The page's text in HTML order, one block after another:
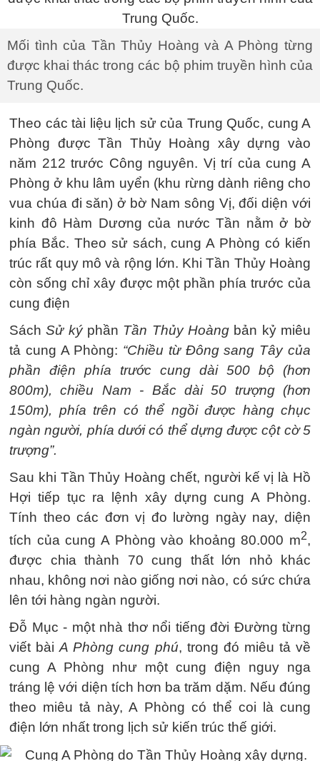
Mối tình của Tần Thủy Hoàng và A Phòng từng
được khai thác trong các bộ phim truyền hình của
Trung Quốc.
Theo các tài liệu lịch sử của Trung Quốc, cung A
Phòng được Tần Thủy Hoàng xây dựng vào
năm 212 trước Công nguyên. Vị trí của cung A
Phòng ở khu lâm uyển (khu rừng dành riêng cho
vua chúa đi săn) ở bờ Nam sông Vị, đối diện với
kinh đô Hàm Dương của nước Tần nằm ở bờ
phía Bắc. Theo sử sách, cung A Phòng có kiến
trúc rất quy mô và rộng lớn. Khi Tần Thủy Hoàng
còn sống chỉ xây được một phần phía trước của
cung điện
SáchSử kýphần Tần Thủy Hoàng bản kỷ miêu
tả cung A Phòng: “Chiều từ Đông sang Tây của
phần điện phía trước cung dài 500 bộ (hơn
800m), chiều Nam - Bắc dài 50 trượng (hơn
150m), phía trên có thể ngồi được hàng chục
ngàn người, phía dưới có thể dựng được cột cờ 5
trượng”.
Sau khi Tần Thủy Hoàng chết, người kế vị là Hồ
Hợi tiếp tục ra lệnh xây dựng cung A Phòng.
Tính theo các đơn vị đo lường ngày nay, diện
tích của cung A Phòng vào khoảng 80.000 m2,
được chia thành 70 cung thất lớn nhỏ khác
nhau, không nơi nào giống nơi nào, có sức chứa
lên tới hàng ngàn người.
Đỗ Mục - một nhà thơ nổi tiếng đời Đường từng
viết bàiA Phòng cung phú, trong đó miêu tả về
cung A Phòng như một cung điện nguy nga
tráng lệ với diện tích hơn ba trăm dặm. Nếu đúng
theo miêu tả này, A Phòng có thể coi là cung
điện lớn nhất trong lịch sử kiến trúc thế giới.